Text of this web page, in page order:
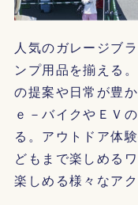
人気のガレージブ
ンプ用品を揃える
の提案や日常が豊
ｅ－バイクやＥＶ
る。アウトドア体
どもまで楽しめる
楽しめる様々なア